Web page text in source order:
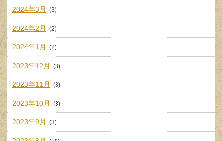
2024年3月 (3)
2024年2月 (2)
2024年1月 (2)
2023年12月 (3)
2023年11月 (3)
2023年10月 (3)
2023年9月 (3)